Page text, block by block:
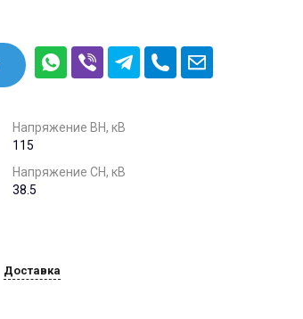
+7 (495) 646-49-95
396902, Воронежская
обл. г.Семилуки ул.
Напряжение ВН, кВ
115
Напряжение СН, кВ
38.5
Доставка